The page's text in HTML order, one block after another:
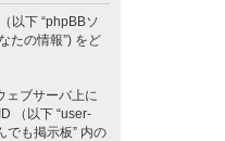
以下 “phpBBソ
たの情報”) をど
ェブサーバ上に
（以下 “user-
でも掲示板” 内の